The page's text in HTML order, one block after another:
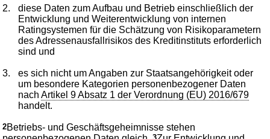
2.
diese Daten zum Aufbau und Betrieb einschließlich der
Entwicklung und Weiterentwicklung von internen
Ratingsystemen für die Schätzung von Risikoparametern
des Adressenausfallrisikos des Kreditinstituts erforderlich
sind und
3.
es sich nicht um Angaben zur Staatsangehörigkeit oder
um besondere Kategorien personenbezogener Daten
nachArtikel 9 Absatz 1 der Verordnung (EU) 2016/679
handelt.
2Betriebs- und Geschäftsgeheimnisse stehen